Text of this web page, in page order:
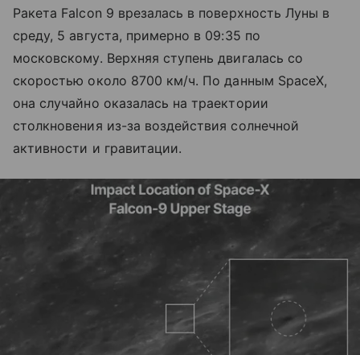
Ракета Falcon 9 врезалась в поверхность Луны в
среду, 5 августа, примерно в 09:35 по
московскому. Верхняя ступень двигалась со
скоростью около 8700 км/ч. По данным SpaceX,
она случайно оказалась на траектории
столкновения из-за воздействия солнечной
активности и гравитации.